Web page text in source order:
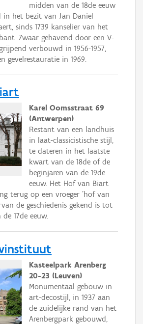
midden van de 18de eeuw
het bezit van Jan Daniël
sinds 1739 kanselier van het
Zwaar gehavend door een V-
verbouwd in 1956-1957,
gevelrestauratie in 1969.
Karel Oomsstraat 69
(Antwerpen)
Restant van een landhuis
in laat-classicistische stijl,
te dateren in het laatste
kwart van de 18de of de
beginjaren van de 19de
eeuw. Het Hof van Biart
terug op een vroeger 'hof van
de geschiedenis gekend is tot
17de eeuw.
Kasteelpark Arenberg
20-23 (Leuven)
Monumentaal gebouw in
art-decostijl, in 1937 aan
de zuidelijke rand van het
Arenbergpark gebouwd,